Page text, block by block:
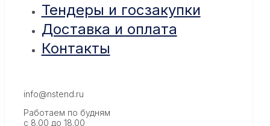
Тендеры и госзакупки
Доставка и оплата
Контакты
info@nstend.ru
Работаем по будням
с 8.00 до 18.00